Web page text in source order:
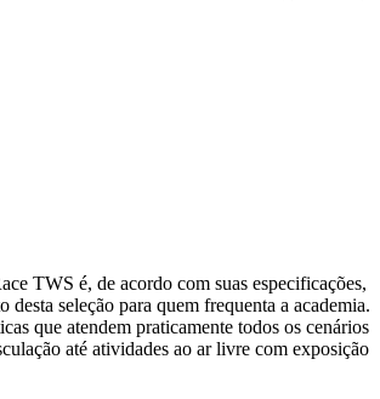
TWS é, de acordo com suas especificações,
desta seleção para quem frequenta a academia.
que atendem praticamente todos os cenários
até atividades ao ar livre com exposição